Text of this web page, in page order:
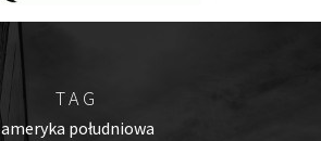
TAG
ameryka południowa